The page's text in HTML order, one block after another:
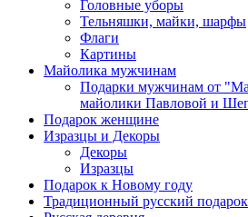
Головные уборы
Тельняшки, майки, шарфы
Флаги
Картины
Майолика мужчинам
Подарки мужчинам от
майолики Павловой и
Подарок женщине
Изразцы и Декоры
Декоры
Изразцы
Подарок к Новому году
Традиционный русский подарок